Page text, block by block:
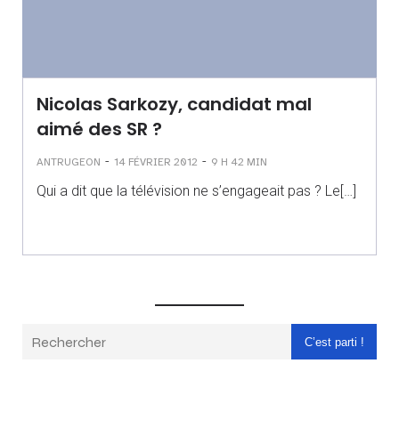
Nicolas Sarkozy, candidat mal
aimé des SR ?
ANTRUGEON - 14 FÉVRIER 2012 - 9 H 42 MIN
Qui a dit que la télévision ne s’engageait pas ? Le[…]
C’est parti !